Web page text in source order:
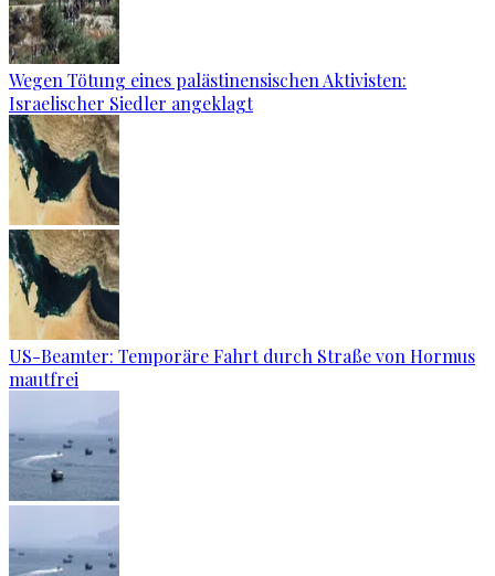
Wegen Tötung eines palästinensischen Aktivisten:
Israelischer Siedler angeklagt
US-Beamter: Temporäre Fahrt durch Straße von Hormus
mautfrei